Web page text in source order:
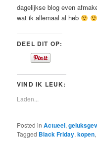
dagelijkse blog even
wat ik allemaal al heb
DEEL DIT OP:
VIND IK LEUK:
Laden...
Posted in Actueel,
Tagged Black Friday,kopen